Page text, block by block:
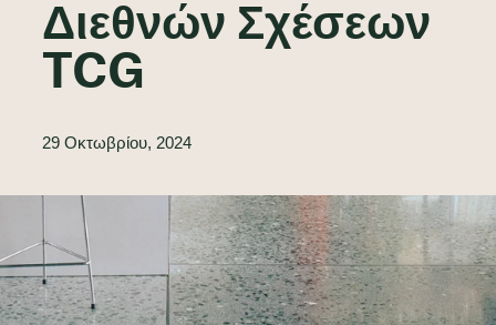
Διεθνών Σχέσεων
TCG
29 Οκτωβρίου, 2024